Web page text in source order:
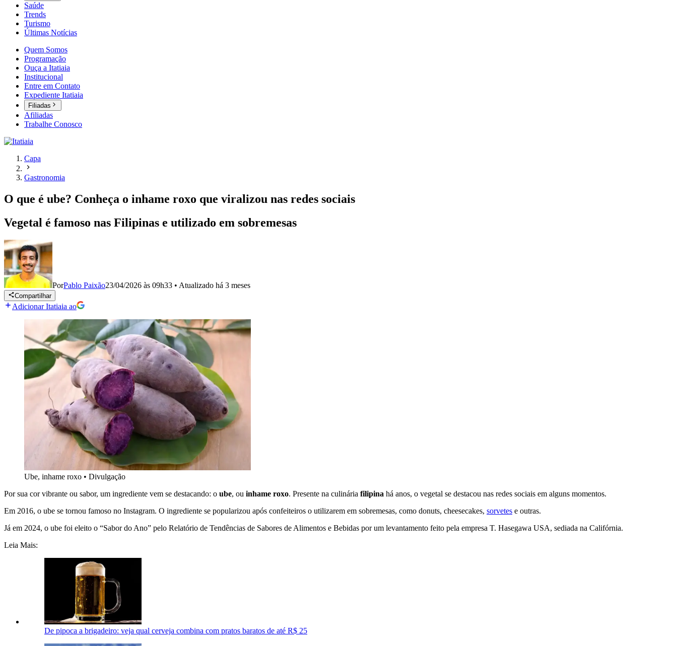
Saúde
Trends
Turismo
Últimas Notícias
Quem Somos
Programação
Ouça a Itatiaia
Institucional
Entre em Contato
Expediente Itatiaia
Filiadas
Afiliadas
Trabalhe Conosco
Capa
Gastronomia
O que é ube? Conheça o inhame roxo que viralizou nas redes sociais
Vegetal é famoso nas Filipinas e utilizado em sobremesas
PorPablo Paixão23/04/2026 às 09h33 • Atualizado há 3 meses
Compartilhar
Adicionar Itatiaia ao
Ube, inhame roxo • Divulgação
Por sua cor vibrante ou sabor, um ingrediente vem se destacando: o ube, ou inhame roxo. Presente na culinária filipina há anos, o vegetal se destacou nas redes sociais em alguns momentos.
Em 2016, o ube se tornou famoso no Instagram. O ingrediente se popularizou após confeiteiros o utilizarem em sobremesas, como donuts, cheesecakes, sorvetes e outras.
Já em 2024, o ube foi eleito o “Sabor do Ano” pelo Relatório de Tendências de Sabores de Alimentos e Bebidas por um levantamento feito pela empresa T. Hasegawa USA, sediada na Califórnia.
Leia Mais:
De pipoca a brigadeiro: veja qual cerveja combina com pratos baratos de até R$ 25